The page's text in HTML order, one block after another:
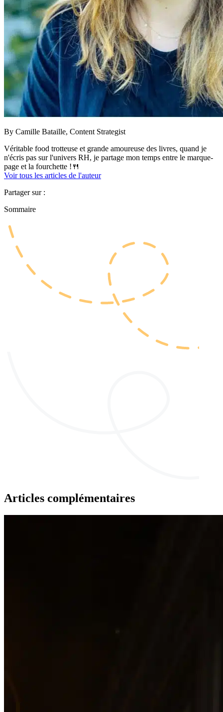
By Camille Bataille, Content Strategist
Véritable food trotteuse et grande amoureuse des livres, quand je
n'écris pas sur l'univers RH, je partage mon temps entre le marque-
page et la fourchette !🍴
Voir tous les articles de l'auteur
Partager sur :
Sommaire
Articles complémentaires